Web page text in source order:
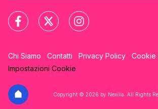
Chi Siamo Contatti Privacy Policy
Cookie
Impostazioni Cookie
Copyright © 2026 by Nexilia. All Rights